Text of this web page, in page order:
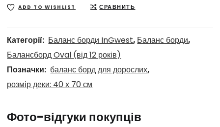
ADD TO WISHLIST СРАВНИТЬ
Категорії: Баланс борди InGwest, Баланс борди,
Балансборд Oval (від 12 років)
Позначки: баланс борд для дорослих,
розмір деки: 40 х 70 см
Фото-відгуки покупців